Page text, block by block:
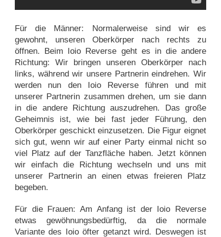
Für die Männer: Normalerweise sind wir es
gewohnt, unseren Oberkörper nach rechts zu
öffnen. Beim Ioio Reverse geht es in die andere
Richtung: Wir bringen unseren Oberkörper nach
links, während wir unsere Partnerin eindrehen. Wir
werden nun den Ioio Reverse führen und mit
unserer Partnerin zusammen drehen, um sie dann
in die andere Richtung auszudrehen. Das große
Geheimnis ist, wie bei fast jeder Führung, den
Oberkörper geschickt einzusetzen. Die Figur eignet
sich gut, wenn wir auf einer Party einmal nicht so
viel Platz auf der Tanzfläche haben. Jetzt können
wir einfach die Richtung wechseln und uns mit
unserer Partnerin an einen etwas freieren Platz
begeben.
Für die Frauen: Am Anfang ist der Ioio Reverse
etwas gewöhnungsbedürftig, da die normale
Variante des Ioio öfter getanzt wird. Deswegen ist